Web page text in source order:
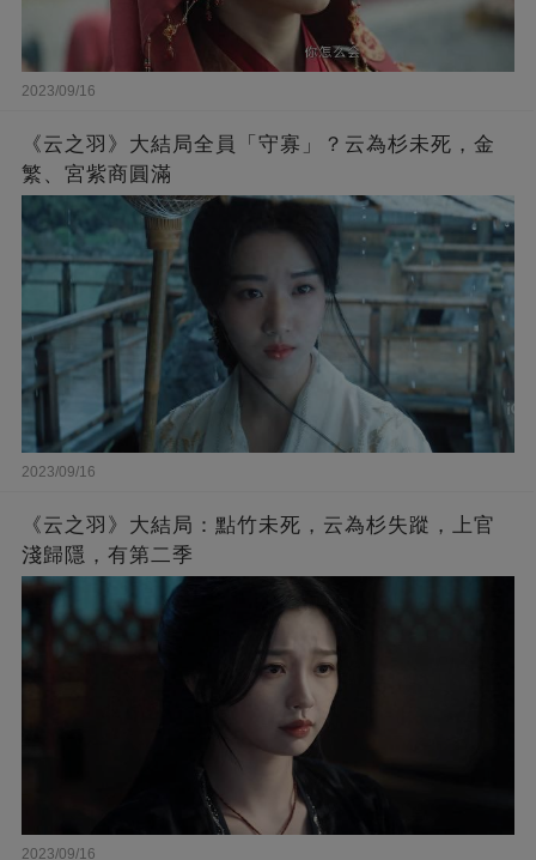
2023/09/16
《云之羽》大結局全員「守寡」？云為杉未死，金
繁、宮紫商圓滿
2023/09/16
《云之羽》大結局：點竹未死，云為杉失蹤，上官
淺歸隱，有第二季
2023/09/16